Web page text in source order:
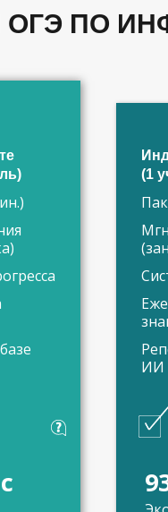
ПО
(1
ИИ